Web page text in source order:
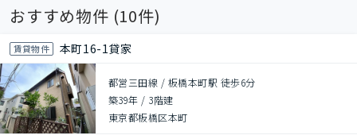
おすすめ物件 (10件)
賃貸物件 本町16-1貸家
都営三田線 / 板橋本町駅 徒歩6分
築39年 / 3階建
東京都板橋区本町